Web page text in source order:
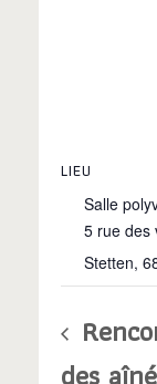
LIEU
Salle
5 rue des
Stetten,